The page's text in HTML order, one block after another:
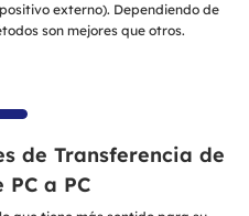
externo). Dependiendo de
son mejores que otros.
de Transferencia de
PC a PC